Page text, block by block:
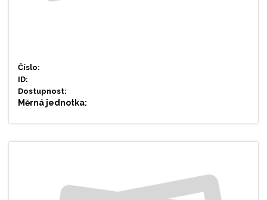
Číslo:
ID:
Dostupnost:
Měrná jednotka: